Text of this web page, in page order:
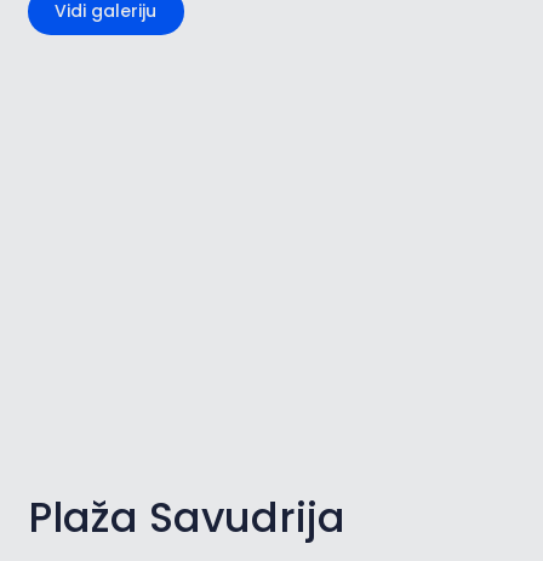
Vidi galeriju
Plaža Savudrija